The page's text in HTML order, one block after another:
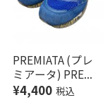
PREMIATA (プレ
ミアータ) PRE...
¥4,400 税込